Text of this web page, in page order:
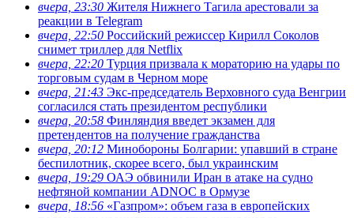
вчера, 23:30 Жителя Нижнего Тагила арестовали за
реакции в Теlegram
вчера, 22:50 Российский режиссер Кирилл Соколов
снимет триллер для Netflix
вчера, 22:20 Турция призвала к мораторию на удары по
торговым судам в Черном море
вчера, 21:43 Экс-председатель Верховного суда Венгрии
согласился стать президентом республики
вчера, 20:58 Финляндия введет экзамен для
претендентов на получение гражданства
вчера, 20:12 Минобороны Болгарии: упавший в стране
беспилотник, скорее всего, был украинским
вчера, 19:29 ОАЭ обвинили Иран в атаке на судно
нефтяной компании ADNOC в Ормузе
вчера, 18:56 «Газпром»: объем газа в европейских